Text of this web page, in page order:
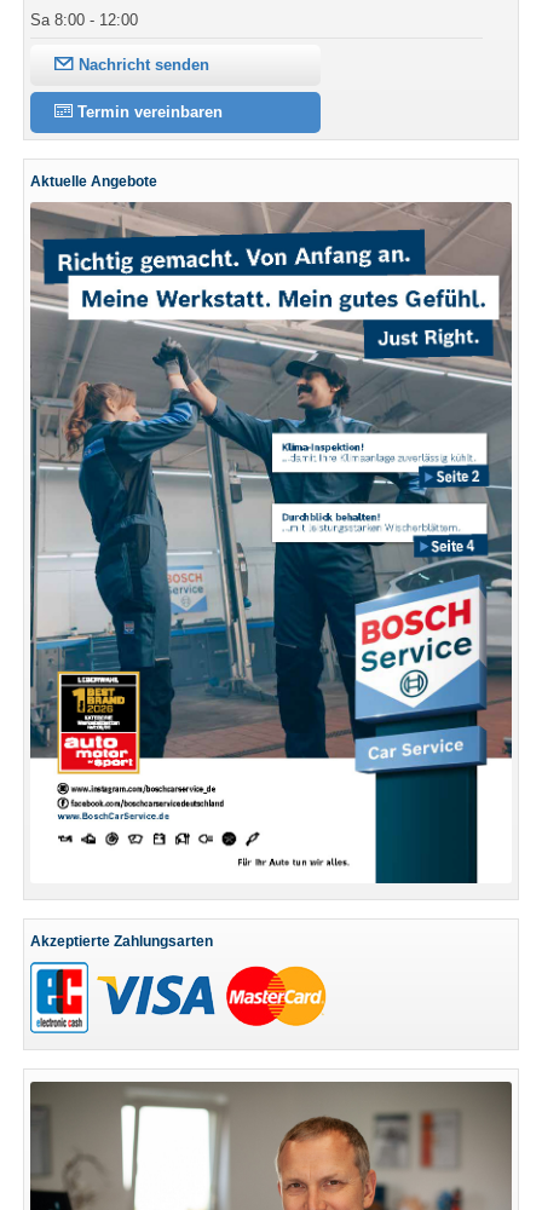
Sa 8:00 - 12:00
Nachricht senden
Termin vereinbaren
Aktuelle Angebote
Akzeptierte Zahlungsarten